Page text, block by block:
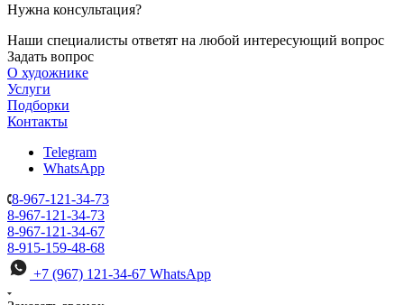
Нужна консультация?
Наши специалисты ответят на любой интересующий вопрос
Задать вопрос
О художнике
Услуги
Подборки
Контакты
Telegram
WhatsApp
8-967-121-34-73
8-967-121-34-73
8-967-121-34-67
8-915-159-48-68
+7 (967) 121-34-67 WhatsApp